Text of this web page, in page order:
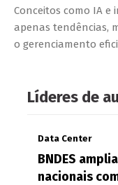
Conceitos como IA e
apenas tendências,
o gerenciamento
Líderes de
Data Center
BNDES
nacionais